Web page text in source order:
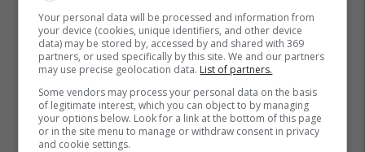
Your personal data will be processed and information from
your device (cookies, unique identifiers, and other device
data) may be stored by, accessed by and shared with 369
partners, or used specifically by this site. We and our partners
may use precise geolocation data. List of partners.
Some vendors may process your personal data on the basis
of legitimate interest, which you can object to by managing
your options below. Look for a link at the bottom of this page
or in the site menu to manage or withdraw consent in privacy
and cookie settings.